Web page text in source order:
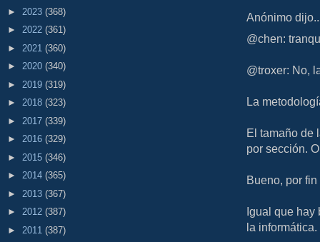
► 2023 (368)
► 2022 (361)
► 2021 (360)
► 2020 (340)
► 2019 (319)
► 2018 (323)
► 2017 (339)
► 2016 (329)
► 2015 (346)
► 2014 (365)
► 2013 (367)
► 2012 (387)
► 2011 (387)
Anónimo
@chen:
@troxer: No,
La
El tamaño de
por sección.
Bueno, por
Igual que hay
la informática.